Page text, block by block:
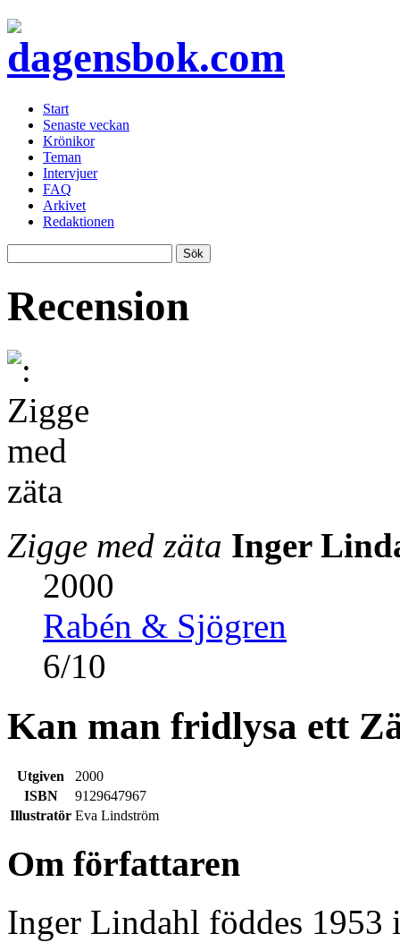
Start
Senaste veckan
Krönikor
Teman
Intervjuer
FAQ
Arkivet
Redaktionen
Recension
Zigge med zäta Inger
2000
Rabén & Sjögren
6/10
Kan man fridlysa ett
Utgiven
2000
ISBN
9129647967
Illustratör Eva Lindström
Om författaren
Inger Lindahl föddes 1953